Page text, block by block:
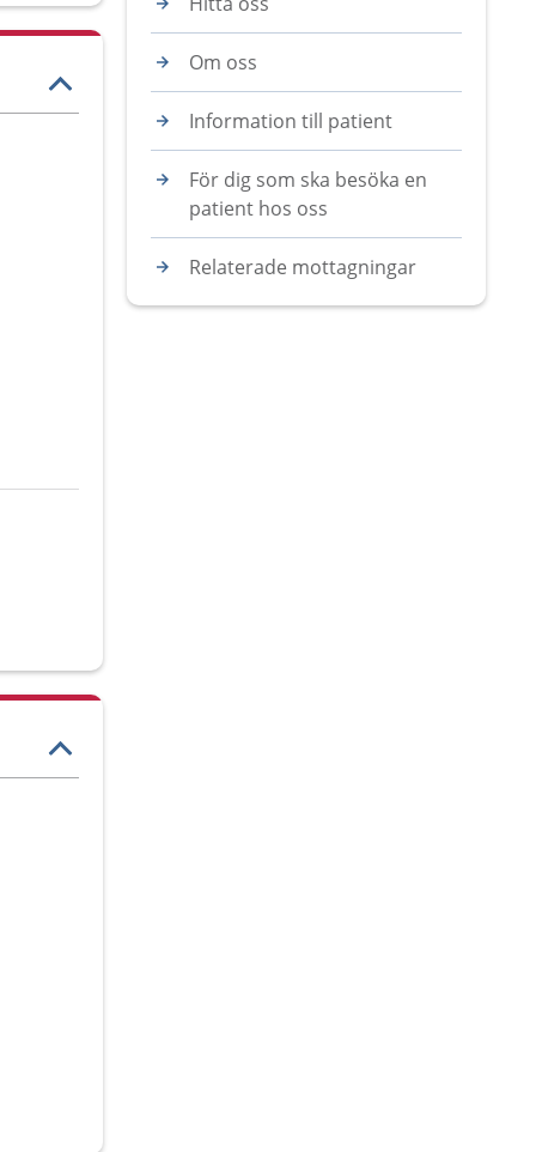
Om oss
Information till patient
För dig som ska besöka en
patient hos oss
Relaterade mottagningar